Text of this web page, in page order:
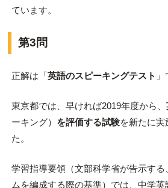
ています。
第3問
正解は「 英語のスピーキングテスト 」
東京都では、早ければ2019年度から、
ーキング） を評価する試験を新たに実
た。
学習指導要領（文部科学省が告示する
ムを編成する際の基準）では、中学英